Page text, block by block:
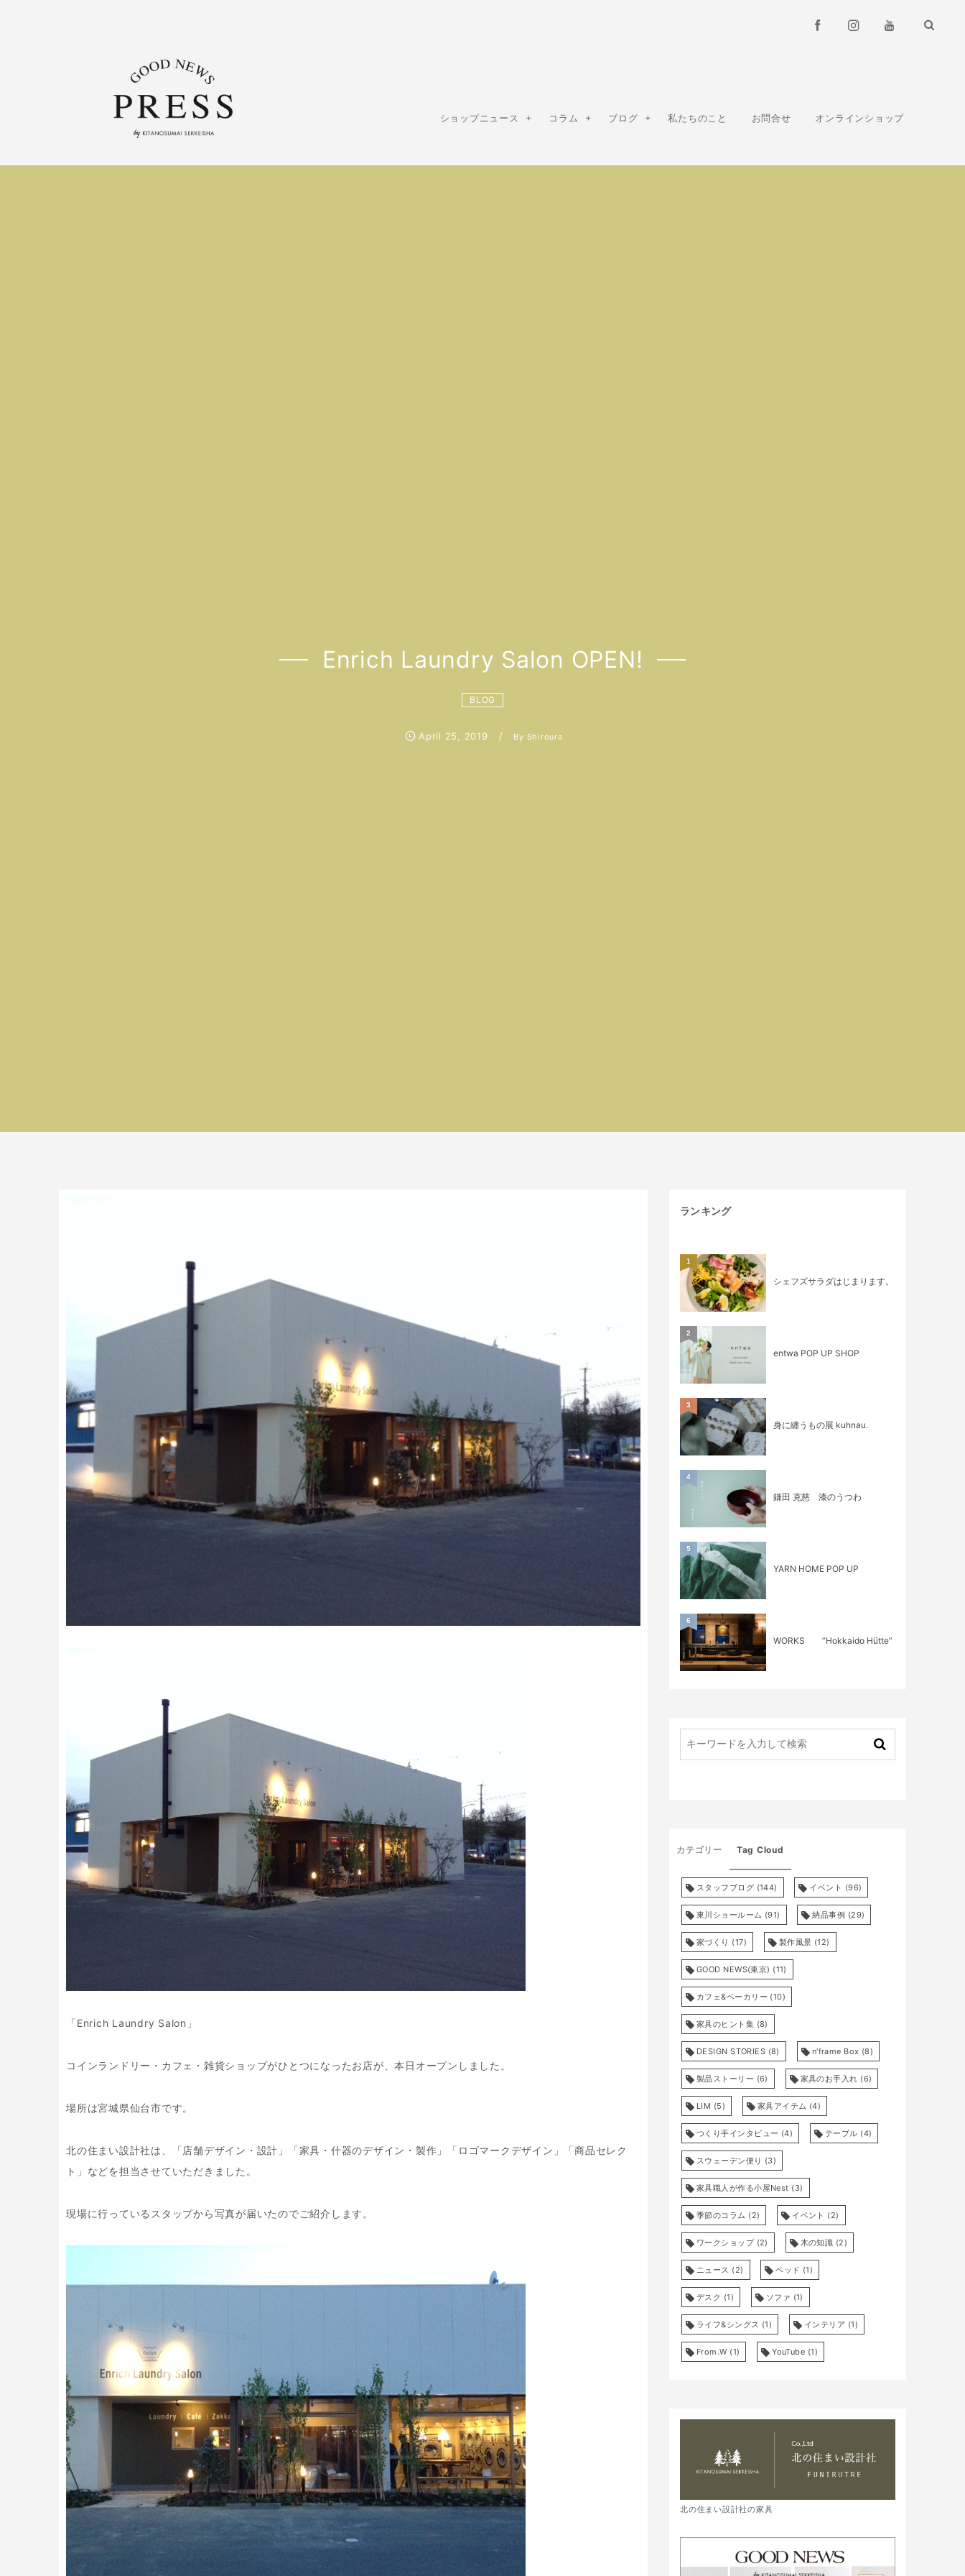
ショップニュース コラム ブログ 私たちのこと お問合せ オンラインショップ
Enrich Laundry Salon OPEN!
BLOG
April 25 2019 By Shiroura
「Enrich Laundry Salon」
コインランドリー・カフェ・雑貨ショップがひとつになったお店が、本日オープンしました。
場所は宮城県仙台市です。
北の住まい設計社は、「店舗デザイン・設計」「家具・什器のデザイン・製作」「ロゴマークデザイン」「商品セレク
ト」などを担当させていただきました。
現場に行っているスタップから写真が届いたのでご紹介します。
ランキング
シェフズサラダはじまります。
1
entwa POP UP SHOP
2
身に纏うもの展 kuhnau.
3
鎌田 克慈 漆のうつわ
4
YARN HOME POP UP
5
WORKS ”Hokkaido Hütte”
6
カテゴリー Tag Cloud
スタッフブログ (144) イベント (96)
東川ショールーム (91) 納品事例 (29)
家づくり (17) 製作風景 (12)
GOOD NEWS(東京) (11)
カフェ&ベーカリー (10)
家具のヒント集 (8)
DESIGN STORIES (8) n'frame Box (8)
製品ストーリー (6) 家具のお手入れ (6)
LIM (5) 家具アイテム (4)
つくり手インタビュー (4) テーブル (4)
スウェーデン便り (3)
家具職人が作る小屋Nest (3)
季節のコラム (2) イベント (2)
ワークショップ(2) 木の知識 (2)
ニュース (2) ベッド (1)
デスク (1) ソファ (1)
ライフ&シングス (1) インテリア (1)
From.W (1) YouTube (1)
北の住まい設計社の家具